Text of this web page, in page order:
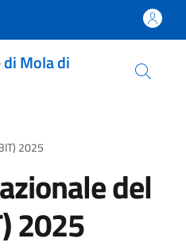
Mola di
2025
del
2025